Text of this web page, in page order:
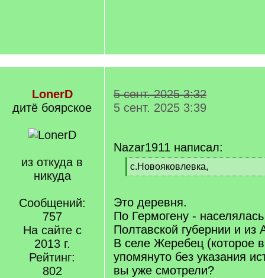
LonerD
дитё боярское
из откуда в
никуда
Сообщений:
757
На сайте с
2013 г.
Рейтинг:
802
5 сент. 2025 3:32
5 сент. 2025 3:39
Nazar1911 написал:
[
q
с.Новояковлевка,
[
q
]
Это деревня.
По Гермогену -
Полтавской губернии и из
В селе Жеребец (которое
упомянуто без указания
вы уже смотрели?